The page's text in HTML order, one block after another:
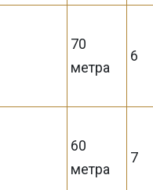
70
метра
6
60
метра
7